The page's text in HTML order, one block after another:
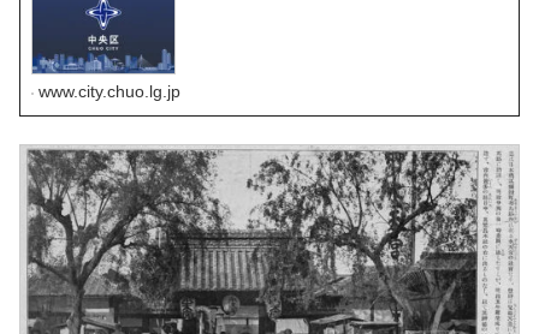
www.city.chuo.lg.jp